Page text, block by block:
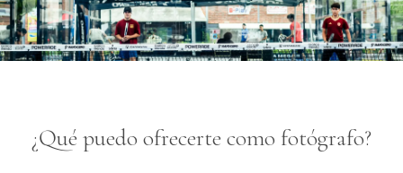
¿Qué puedo ofrecerte como fotógrafo?